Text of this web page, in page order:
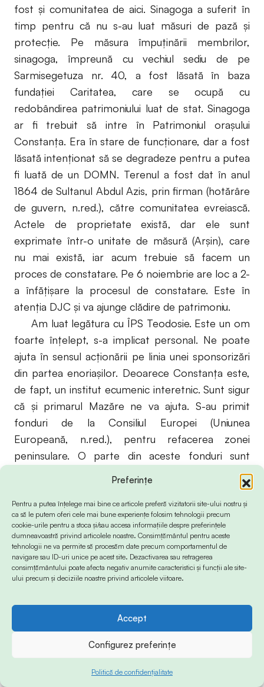
Preferințe
Pentru a putea înțelege mai bine ce articole preferă vizitatorii site-ului nostru și
ca să le putem oferi cele mai bune experiențe folosim tehnologii precum
cookie-urile pentru a stoca și/sau accesa informațiile despre preferințele
dumneavoastră privind articolele noastre. Consimțământul pentru aceste
tehnologii ne va permite să procesăm date precum comportamentul de
navigare sau ID-uri unice pe acest site. Dezactivarea sau retragerea
consimțământului poate afecta negativ anumite caracteristici și funcții ale site-
ului precum și deciziile noastre privind articolele viitoare.
Accept
Configurez preferințe
Politică de confidențialitate
fost și comunitatea de aici. Sinagoga a suferit în
timp pentru că nu s-au luat măsuri de pază și
protecție. Pe măsura împuținării membrilor,
sinagoga, împreună cu vechiul sediu de pe
Sarmisegetuza nr. 40, a fost lăsată în baza
fundației Caritatea, care se ocupă cu
redobândirea patrimoniului luat de stat. Sinagoga
ar fi trebuit să intre în Patrimoniul orașului
Constanța. Era în stare de funcționare, dar a fost
lăsată intenționat să se degradeze pentru a putea
fi luată de un DOMN. Terenul a fost dat în anul
1864 de Sultanul Abdul Azis, prin firman (hotărâre
de guvern, n.red.), către comunitatea evreiască.
Actele de proprietate există, dar ele sunt
exprimate într-o unitate de măsură (Arșin), care
nu mai există, iar acum trebuie să facem un
proces de constatare. Pe 6 noiembrie are loc a 2-
a înfățișare la procesul de constatare. Este în
atenția DJC și va ajunge clădire de patrimoniu.
Am luat legătura cu ÎPS Teodosie. Este un om
foarte înțelept, s-a implicat personal. Ne poate
ajuta în sensul acționării pe linia unei sponsorizări
din partea enoriașilor. Deoarece Constanța este,
de fapt, un institut ecumenic interetnic. Sunt sigur
că și primarul Mazăre ne va ajuta. S-au primit
fonduri de la Consiliul Europei (Uniunea
Europeană, n.red.), pentru refacerea zonei
peninsulare. O parte din aceste fonduri sunt
destinate reabilitării sinagogii. Perioada de după
1989 a fost una zbuciumată. A existat un interes
pentru refacerea sinagogii, dar totul se rezuma
doar la promisiuni. Acum sunt promisiuni ferme și
concrete.
Am făcut referate și pentru pază, de-a lungul
timpului. Aici sunt niște probleme care trec sub
Unii oameni mercantili, chiar și din rândul evreilor,
ar fi dorit să se dărâme sinagoga. Cealaltă
către Rabinul Moses Rosen. Regimul comunist nu
a produs nici un abuz împotriva evreilor.